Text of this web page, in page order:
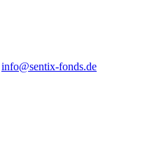
info@sentix-fonds.de